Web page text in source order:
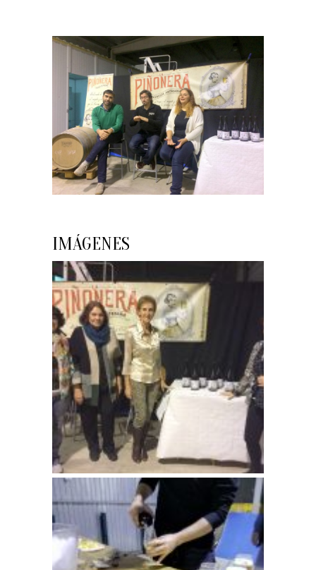
IMÁGENES